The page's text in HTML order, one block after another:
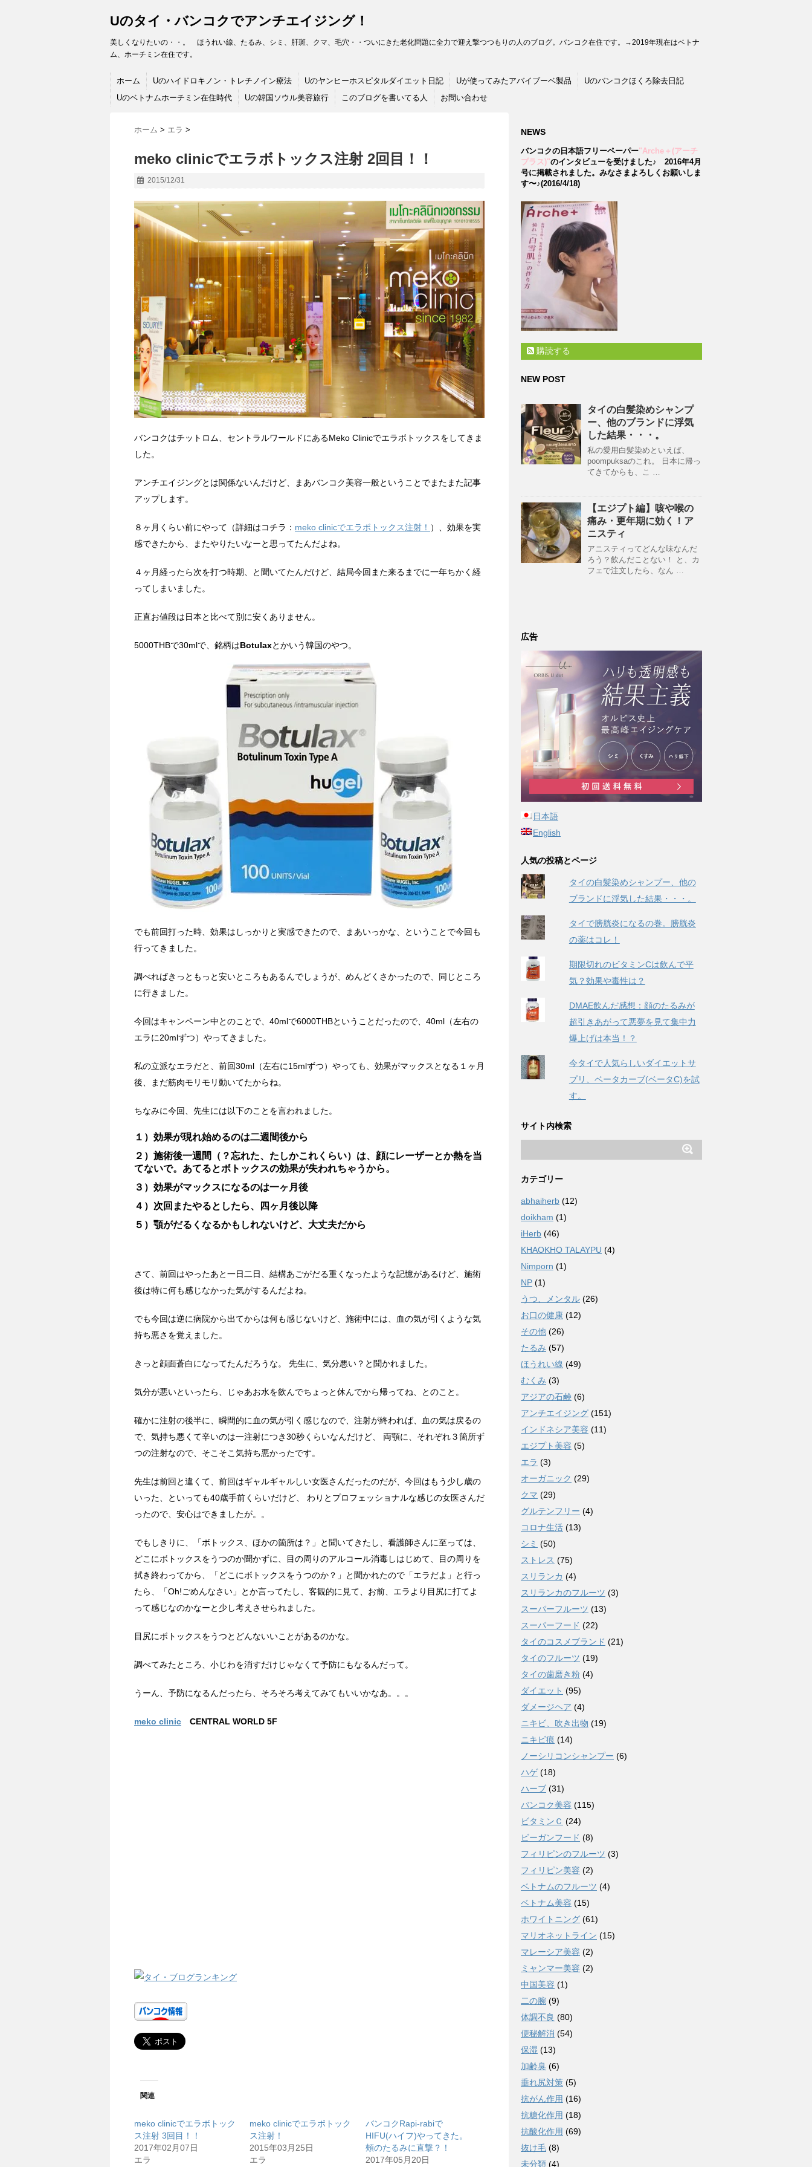
Uのタイ・バンコクでアンチエイジング！
美しくなりたいの・・。 ほうれい線、たるみ、シミ、肝斑、クマ、毛穴・・ついにきた老化問題に全力で迎え撃つつもりの人のブログ。バンコク在住です。→2019年現在はベトナ
ム、ホーチミン在住です。
ホーム Uのハイドロキノン・トレチノイン療法 Uのヤンヒーホスピタルダイエット日記 Uが使ってみたアバイブーベ製品
Uのバンコクほくろ除去日記
Uのベトナムホーチミン在住時代
Uの韓国ソウル美容旅行 このブログを書いてる人 お問い合わせ
ホーム > エラ >
meko clinicでエラボトックス注射 2回目！！
2015/12/31
バンコクはチットロム、セントラルワールドにあるMeko Clinicでエラボトックスをしてきま
した。
アンチエイジングとは関係ないんだけど、まあバンコク美容一般ということでまたまた記事
アップします。
８ヶ月くらい前にやって（詳細はコチラ： meko clinicでエラボトックス注射！ ）、効果を実
感できたから、またやりたいなーと思ってたんだよね。
４ヶ月経ったら次を打つ時期、と聞いてたんだけど、結局今回また来るまでに一年ちかく経
ってしまいました。
正直お値段は日本と比べて別に安くありません。
5000THBで30mlで、銘柄はBotulaxとかいう韓国のやつ。
でも前回打った時、効果はしっかりと実感できたので、まあいっかな、ということで今回も
行ってきました。
調べればきっともっと安いところもあるんでしょうが、めんどくさかったので、同じところ
に行きました。
今回はキャンペーン中とのことで、40mlで6000THBということだったので、40ml（左右の
エラに20mlずつ）やってきました。
私の立派なエラだと、前回30ml（左右に15mlずつ）やっても、効果がマックスとなる１ヶ月
後、まだ筋肉モリモリ動いてたからね。
ちなみに今回、先生には以下のことを言われました。
１）効果が現れ始めるのは二週間後から
２）施術後一週間（？忘れた、たしかこれくらい）は、顔にレーザーとか熱を当
てないで。あてるとボトックスの効果が失われちゃうから。
３）効果がマックスになるのは一ヶ月後
４）次回またやるとしたら、四ヶ月後以降
５）顎がだるくなるかもしれないけど、大丈夫だから
さて、前回はやったあと一日二日、結構あごがだる重くなったような記憶があるけど、施術
後は特に何も感じなかった気がするんだよね。
でも今回は逆に病院から出てからは何も感じないけど、施術中には、血の気が引くような気
持ち悪さを覚えました。
きっと顔面蒼白になってたんだろうな。 先生に、気分悪い？と聞かれました。
気分が悪いといったら、じゃあお水を飲んでちょっと休んでから帰ってね、とのこと。
確かに注射の後半に、瞬間的に血の気が引く感じなので、注射が終われば、血の気は戻るの
で、気持ち悪くて辛いのは一注射につき30秒くらいなんだけど、 両顎に、それぞれ３箇所ず
つの注射なので、そこそこ気持ち悪かったです。
先生は前回と違くて、前回はギャルギャルしい女医さんだったのだが、今回はもう少し歳の
いった、といっても40歳手前くらいだけど、 わりとプロフェッショナルな感じの女医さんだ
ったので、安心はできましたが。。
でもしきりに、「ボトックス、ほかの箇所は？」と聞いてきたし、看護師さんに至っては、
どこにボトックスをうつのか聞かずに、目の周りのアルコール消毒しはじめて、目の周りを
拭き終わってから、「どこにボトックスをうつのか？」と聞かれたので「エラだよ」と行っ
たら、「Oh!ごめんなさい」とか言ってたし、客観的に見て、お前、エラより目尻に打てよ
って感じなのかなーと少し考えさせられました。
目尻にボトックスをうつとどんないいことがあるのかな。
調べてみたところ、小じわを消すだけじゃなくて予防にもなるんだって。
うーん、予防になるんだったら、そろそろ考えてみてもいいかなあ。。。
meko clinic CENTRAL WORLD 5F
関連
meko clinicでエラボトック
ス注射 3回目！！
2017年02月07日
エラ
meko clinicでエラボトック
ス注射！
2015年03月25日
エラ
バンコクRapi-rabiで
HIFU(ハイフ)やってきた。
頰のたるみに直撃？！
2017年05月20日
NEWS
バンコクの日本語フリーペーパー"Arche＋(アーチ
プラス)"のインタビューを受けました♪ 2016年4月
号に掲載されました。みなさまよろしくお願いしま
す〜♪(2016/4/18)
購読する
NEW POST
タイの白髪染めシャンプ
ー、他のブランドに浮気
した結果・・・。
私の愛用白髪染めといえば、
poompuksaのこれ。 日本に帰っ
てきてからも、こ …
【エジプト編】咳や喉の
痛み・更年期に効く！ア
ニスティ
アニスティってどんな味なんだ
ろう？飲んだことない！ と、カ
フェで注文したら、なん …
広告
日本語
English
人気の投稿とページ
タイの白髪染めシャンプー、他の
ブランドに浮気した結果・・・。
タイで膀胱炎になるの巻。膀胱炎
の薬はコレ！
期限切れのビタミンCは飲んで平
気？効果や毒性は？
DMAE飲んだ感想：顔のたるみが
超引きあがって悪夢を見て集中力
爆上げは本当！？
今タイで人気らしいダイエットサ
プリ、ベータカーブ(ベータC)を試
す。
サイト内検索
カテゴリー
abhaiherb (12)
doikham (1)
iHerb (46)
KHAOKHO TALAYPU (4)
Nimporn (1)
NP (1)
うつ、メンタル (26)
お口の健康 (12)
その他 (26)
たるみ (57)
ほうれい線 (49)
むくみ (3)
アジアの石鹸 (6)
アンチエイジング (151)
インドネシア美容 (11)
エジプト美容 (5)
エラ (3)
オーガニック (29)
クマ (29)
グルテンフリー (4)
コロナ生活 (13)
シミ (50)
ストレス (75)
スリランカ (4)
スリランカのフルーツ (3)
スーパーフルーツ (13)
スーパーフード (22)
タイのコスメブランド (21)
タイのフルーツ (19)
タイの歯磨き粉 (4)
ダイエット (95)
ダメージヘア (4)
ニキビ、吹き出物 (19)
ニキビ痕 (14)
ノーシリコンシャンプー (6)
ハゲ(18)
ハーブ (31)
バンコク美容 (115)
ビタミンＣ (24)
ビーガンフード (8)
フィリピンのフルーツ (3)
フィリピン美容 (2)
ベトナムのフルーツ (4)
ベトナム美容 (15)
ホワイトニング (61)
マリオネットライン (15)
マレーシア美容 (2)
ミャンマー美容 (2)
中国美容 (1)
二の腕 (9)
体調不良 (80)
便秘解消 (54)
保湿 (13)
加齢臭 (6)
垂れ尻対策 (5)
抗がん作用 (16)
抗糖化作用 (18)
抗酸化作用 (69)
抜け毛 (8)
未分類 (4)